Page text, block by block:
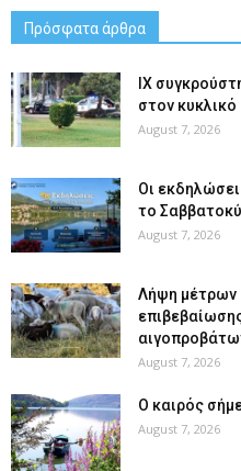
Πρόσφατα άρθρα
ΙΧ
στον
August 7, 2026
Οι
το
August 7, 2026
Λήψη μέτρων
August 7, 2026
Ο καιρός
August 7, 2026